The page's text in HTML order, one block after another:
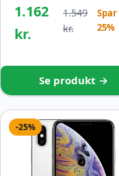
1.162
kr.
1.549
kr.
Spar
25%
Se produkt →
-25%